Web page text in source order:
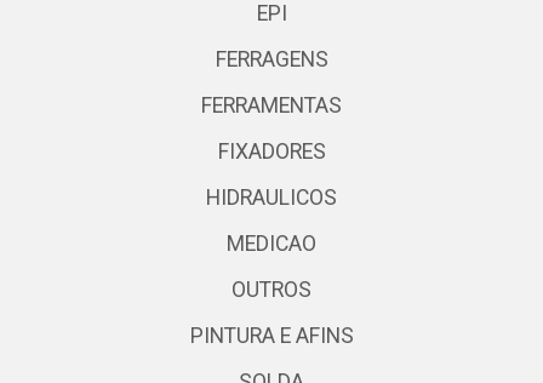
EPI
FERRAGENS
FERRAMENTAS
FIXADORES
HIDRAULICOS
MEDICAO
OUTROS
PINTURA E AFINS